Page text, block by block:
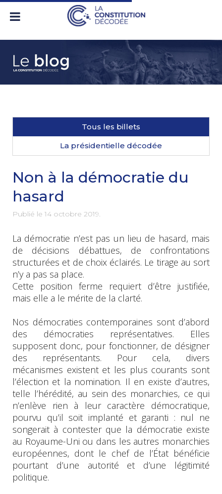
Tous les billets
La présidentielle décodée
Non à la démocratie du
hasard
Publié le 14 octobre 2019
La démocratie n’est pas un lieu de hasard, mais
de décisions débattues, de confrontations
structurées et de choix éclairés. Le tirage au sort
n’y a pas sa place.
Cette position ferme requiert d’être justifiée,
mais elle a le mérite de la clarté.
Nos démocraties contemporaines sont d’abord
des démocraties représentatives. Elles
supposent donc, pour fonctionner, de désigner
des représentants. Pour cela, divers
mécanismes existent et les plus courants sont
l’élection et la nomination. Il en existe d’autres,
telle l’hérédité, au sein des monarchies, ce qui
n’enlève rien à leur caractère démocratique,
pourvu qu’il soit implanté et garanti : nul ne
songerait à contester que la démocratie existe
au Royaume-Uni ou dans les autres monarchies
européennes, dont le chef de l’État bénéficie
pourtant d’une autorité et d’une légitimité
politique.